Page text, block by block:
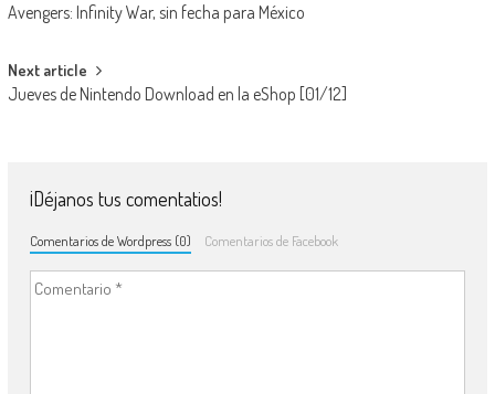
Avengers: Infinity War, sin fecha para México
Next article
Jueves de Nintendo Download en la eShop [01/12]
¡Déjanos tus comentatios!
Comentarios de Wordpress (0) Comentarios de Facebook